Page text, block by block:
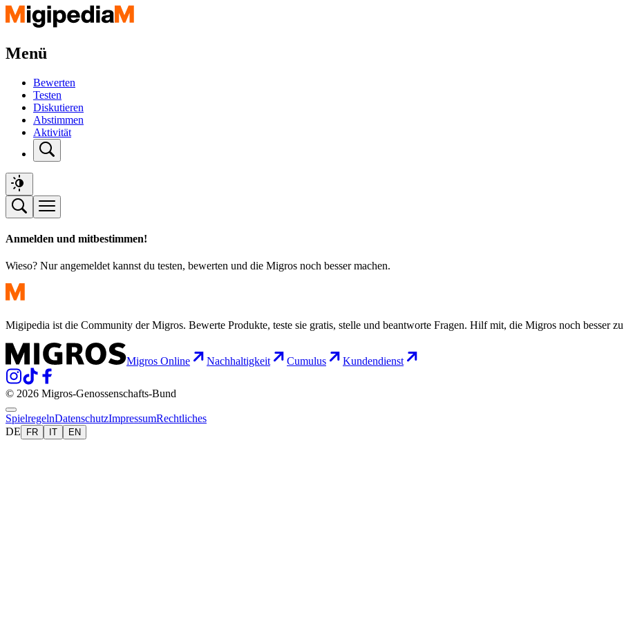
Menü
Bewerten
Testen
Diskutieren
Abstimmen
Aktivität
Anmelden und mitbestimmen!
Wieso? Nur angemeldet kannst du testen, bewerten und die Migros noch besser machen.
Migipedia ist die Community der Migros. Bewerte Produkte, teste sie gratis, stelle und beantworte Fragen. Hilf mit, die Migros noch besser
Migros Online Nachhaltigkeit Cumulus Kundendienst
© 2026 Migros-Genossenschafts-Bund
SpielregelnDatenschutzImpressumRechtliches
DE
FR IT EN